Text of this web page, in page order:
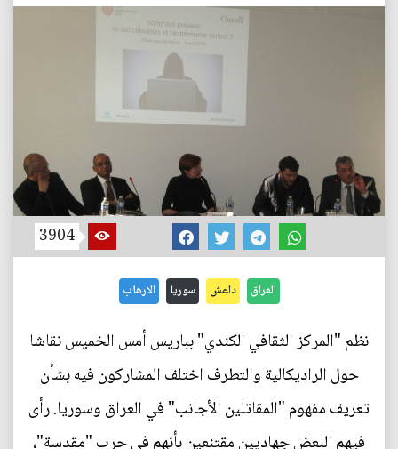
3904
العراق داعش سوريا الارهاب
نظم "المركز الثقافي الكندي" بباريس أمس الخميس نقاشا
حول الراديكالية والتطرف اختلف المشاركون فيه بشأن
تعريف مفهوم "المقاتلين الأجانب" في العراق وسوريا. رأى
فيهم البعض جهاديين مقتنعين بأنهم في حرب "مقدسة"،